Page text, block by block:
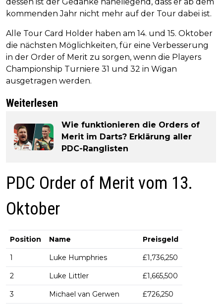
kommenden Jahr nicht mehr auf der Tour dabei ist.
Alle Tour Card Holder haben am 14. und 15. Oktober
die nächsten Möglichkeiten, für eine Verbesserung
in der Order of Merit zu sorgen, wenn die Players
Championship Turniere 31 und 32 in Wigan
ausgetragen werden.
Weiterlesen
Wie funktionieren die Orders of
Merit im Darts? Erklärung aller
PDC-Ranglisten
PDC Order of Merit vom 13.
Oktober
Position Name Preisgeld
1 Luke Humphries £1,736,250
2 Luke Littler £1,665,500
3 Michael van Gerwen £726,250